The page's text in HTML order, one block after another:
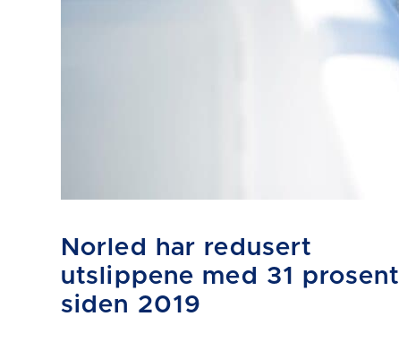
Norled har redusert
utslippene med 31 prosent
siden 2019